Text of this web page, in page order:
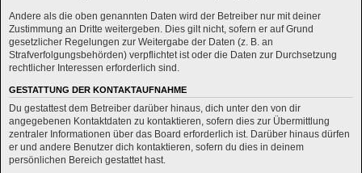
Andere als die oben genannten Daten wird der Betreiber nur mit deiner
Zustimmung an Dritte weitergeben. Dies gilt nicht, sofern er auf Grund
gesetzlicher Regelungen zur Weitergabe der Daten (z. B. an
Strafverfolgungsbehörden) verpflichtet ist oder die Daten zur Durchsetzung
rechtlicher Interessen erforderlich sind.
GESTATTUNG DER KONTAKTAUFNAHME
Du gestattest dem Betreiber darüber hinaus, dich unter den von dir
angegebenen Kontaktdaten zu kontaktieren, sofern dies zur Übermittlung
zentraler Informationen über das Board erforderlich ist. Darüber hinaus dürfen
er und andere Benutzer dich kontaktieren, sofern du dies in deinem
persönlichen Bereich gestattet hast.